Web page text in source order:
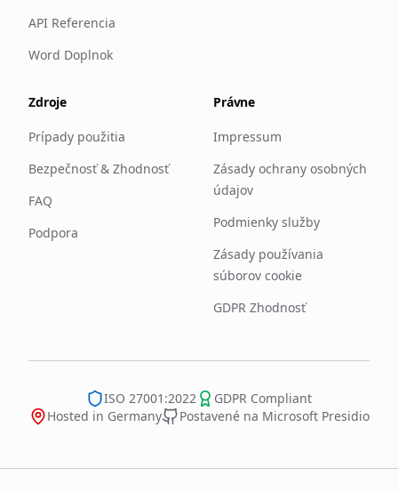
API Referencia
Word Doplnok
Zdroje
Prípady použitia
Bezpečnosť & Zhodnosť
FAQ
Podpora
Právne
Impressum
Zásady ochrany osobných
údajov
Podmienky služby
Zásady používania
súborov cookie
GDPR Zhodnosť
ISO 27001:2022
GDPR Compliant
Hosted in Germany
Postavené na Microsoft Presidio